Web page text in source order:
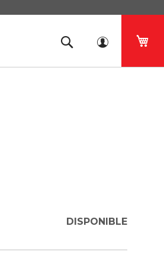
DISPONIBLE